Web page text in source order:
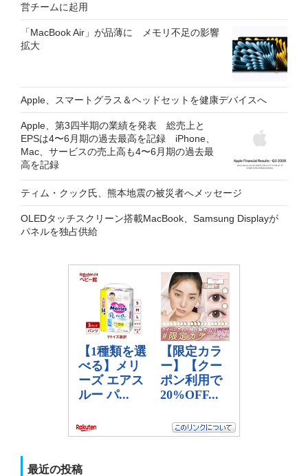
営チームに起用
「MacBook Air」が品薄に メモリ不足の影響
拡大
Apple、スマートグラス＆ヘッドセットを健康デバイスへ
Apple、第3四半期の業績を発表 総売上と
EPSは4〜6月期の過去最高を記録 iPhone、
Mac、サービスの売上高も4〜6月期の過去最
高を記録
ティム・クック氏、熊本地震の被災者へメッセージ
OLEDタッチスクリーン搭載MacBook、Samsung Displayが
パネルを独占供給
最近の投稿